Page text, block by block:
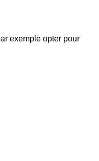
exemple opter pour